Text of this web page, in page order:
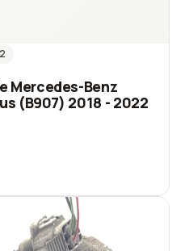
Mercedes-Benz
(B907) 2018 - 2022